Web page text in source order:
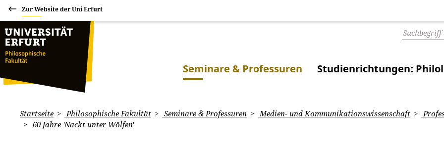
Zur Website der Uni Erfurt
Seminare & Professuren Studienrichtungen:
Startseite Philosophische Fakultät Seminare & Professuren Medien- und Kommunikationswissenschaft
60 Jahre 'Nackt unter Wölfen'